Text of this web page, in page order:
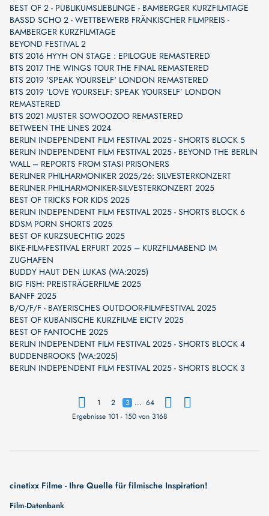
BEST OF 2 - PUBLIKUMSLIEBLINGE - BAMBERGER KURZFILMTAGE
BASSD SCHO 2 - WETTBEWERB FRÄNKISCHER FILMPREIS -
BAMBERGER KURZFILMTAGE
BEYOND FESTIVAL 2
BTS 2016 HYYH ON STAGE : EPILOGUE REMASTERED
BTS 2017 THE WINGS TOUR THE FINAL REMASTERED
BTS 2019 'SPEAK YOURSELF' LONDON REMASTERED
BTS 2019 ‘LOVE YOURSELF: SPEAK YOURSELF’ LONDON
REMASTERED
BTS 2021 MUSTER SOWOOZOO REMASTERED
BETWEEN THE LINES 2024
BERLIN INDEPENDENT FILM FESTIVAL 2025 - SHORTS BLOCK 5
BERLIN INDEPENDENT FILM FESTIVAL 2025 - BEYOND THE BERLIN
WALL – REPORTS FROM STASI PRISONERS
BERLINER PHILHARMONIKER 2025/26: SILVESTERKONZERT
BERLINER PHILHARMONIKER-SILVESTERKONZERT 2025
BEST OF TRICKS FOR KIDS 2025
BERLIN INDEPENDENT FILM FESTIVAL 2025 - SHORTS BLOCK 6
BDSM PORN SHORTS 2025
BEST OF KURZSUECHTIG 2025
BIKE-FILM-FESTIVAL ERFURT 2025 – KURZFILMABEND IM
ZUGHAFEN
BUDDY HAUT DEN LUKAS (WA:2025)
BIG FISH: PREISTRÄGERFILME 2025
BANFF 2025
B/O/F/F - BAYERISCHES OUTDOOR-FILMFESTIVAL 2025
BEST OF KUBANISCHE KURZFILME EICTV 2025
BEST OF FANTOCHE 2025
BERLIN INDEPENDENT FILM FESTIVAL 2025 - SHORTS BLOCK 4
BUDDENBROOKS (WA:2025)
BERLIN INDEPENDENT FILM FESTIVAL 2025 - SHORTS BLOCK 3
Ergebnisse 101 - 150 von 3168
1 2 3 ... 64
cinetixx Filme - Ihre Quelle für filmische Inspiration!
Film-Datenbank